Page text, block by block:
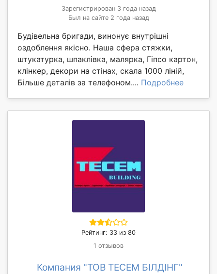
Зарегистрирован 3 года назад
Был на сайте 2 года назад
Будівельна бригади, винонує внутрішні
оздоблення якісно. Наша сфера стяжки,
штукатурка, шпаклівка, малярка, Гіпсо картон,
клінкер, декори на стінах, скала 1000 ліній,
Більше деталів за телефоном.... Подробнее
Рейтинг: 33 из 80
1 отзывов
Компания "ТОВ ТЕСЕМ БІЛДІНГ"